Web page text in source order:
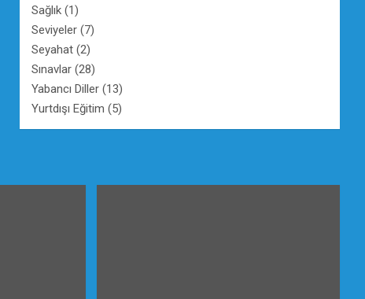
Sağlık (1)
Seviyeler (7)
Seyahat (2)
Sınavlar (28)
Yabancı Diller (13)
Yurtdışı Eğitim (5)